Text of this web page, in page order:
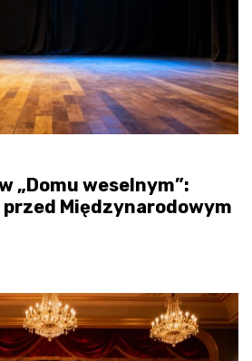
„Domu weselnym”:
Międzynarodowym